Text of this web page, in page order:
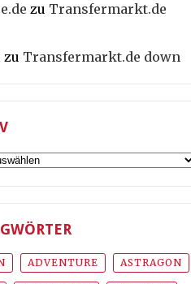
zu Transfermarkt.de
zu Transfermarkt.de down
ADVENTURE ASTRAGON